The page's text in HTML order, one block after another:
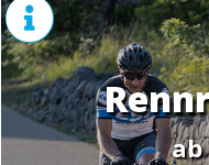

ab